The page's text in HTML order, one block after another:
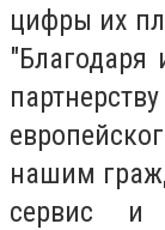
цифры их
нашим
сервис и